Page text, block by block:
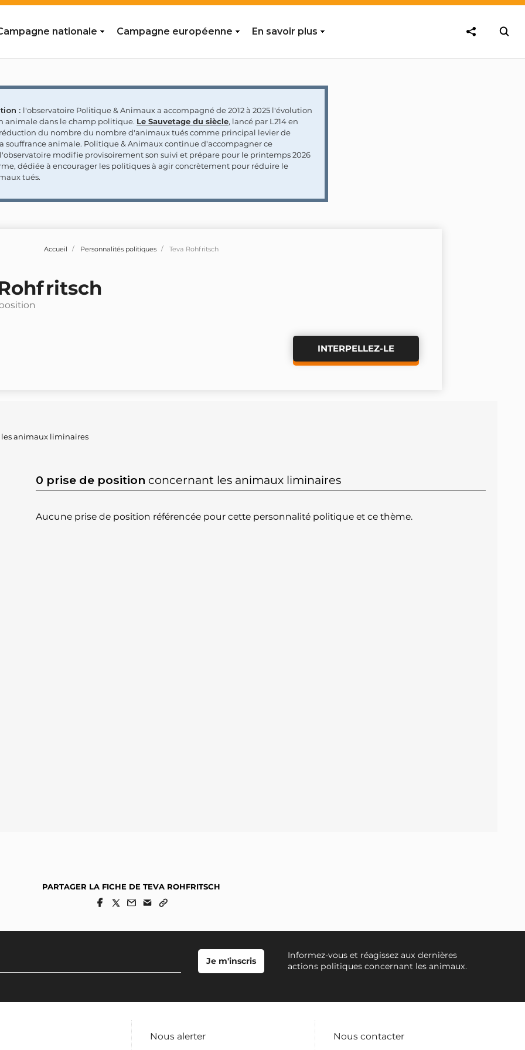
nationale Campagne européenne En savoir plus
: l'observatoire Politique & Animaux a accompagné de 2012 à 2025 l'évolution
animale dans le champ politique. Le Sauvetage du siècle, lancé par L214 en
réduction du nombre du nombre d'animaux tués comme principal levier de
souffrance animale. Politique & Animaux continue d'accompagner ce
modifie provisoirement son suivi et prépare pour le printemps 2026
dédiée à encourager les politiques à agir concrètement pour réduire le
tués.
Accueil Personnalités politiques Teva Rohfritsch
INTERPELLEZ-LE
les animaux liminaires
0 prise de position concernant les animaux liminaires
Aucune prise de position référencée pour cette personnalité politique et ce thème.
PARTAGER LA FICHE DE TEVA ROHFRITSCH
Informez-vous et réagissez aux dernières
actions politiques concernant les animaux.
Nous alerter Nous contacter